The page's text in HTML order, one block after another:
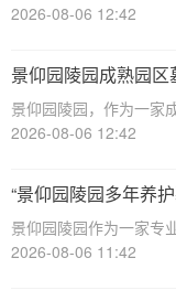
着对逝者的深深敬意和
务，确保每一处都保持
观。本文将详细解析景
碑的报价清单
2026-08-06 12:42
景仰园陵园成熟园
客户续费叠加福利详
景仰园陵园，作为一家
园，一直致力于为用户
成熟园区的墓碑全价位
续费叠加福利，旨在为
面、有价值
2026-08-06 12:42
“景仰园陵园多年养
带新双方共享优惠
策”
景仰园陵园作为一家专
多年来一直致力于为逝
2026-08-06 11:42